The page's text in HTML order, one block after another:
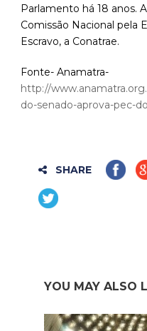
Parlamento há 18 anos.
Comissão Nacional pela
Escravo, a Conatrae.
Fonte- Anamatra-
http://
do-senado-aprova-pec-
SHARE
YOU MAY ALSO